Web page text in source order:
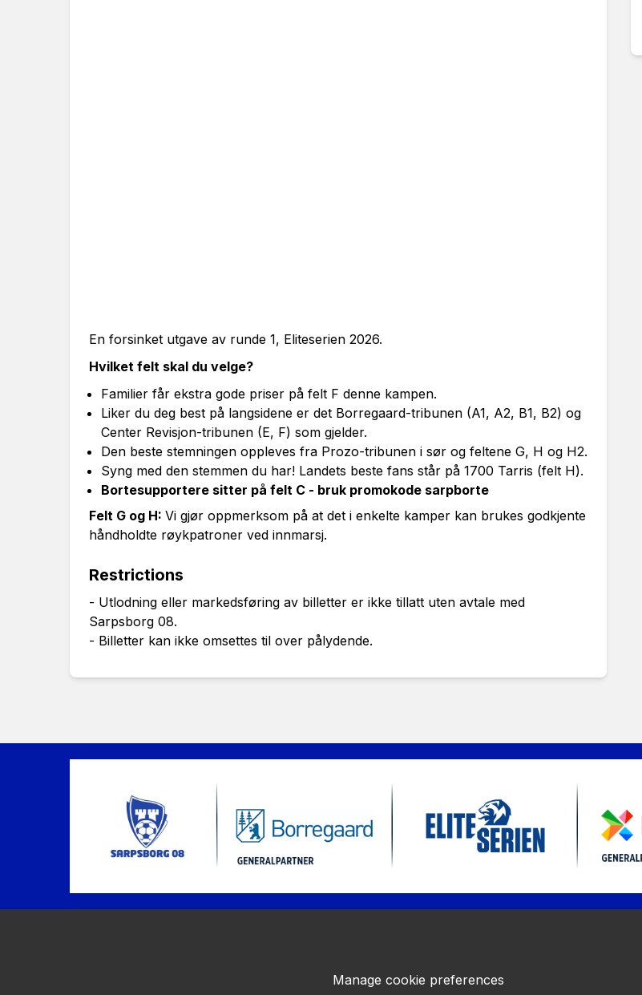
En forsinket utgave av runde 1, Eliteserien 2026.
Hvilket felt skal du velge?
Familier får ekstra gode priser på felt F denne kampen.
Liker du deg best på langsidene er det Borregaard-tribunen (A1, A2, B1, B2) og
Center Revisjon-tribunen (E, F) som gjelder.
Den beste stemningen oppleves fra Prozo-tribunen i sør og feltene G, H og H2.
Syng med den stemmen du har! Landets beste fans står på 1700 Tarris (felt H).
Bortesupportere sitter på felt C - bruk promokode sarpborte
Felt G og H: Vi gjør oppmerksom på at det i enkelte kamper kan brukes godkjente
håndholdte røykpatroner ved innmarsj.
Restrictions
- Utlodning eller markedsføring av billetter er ikke tillatt uten avtale med
Sarpsborg 08.
- Billetter kan ikke omsettes til over pålydende.
Manage cookie preferences